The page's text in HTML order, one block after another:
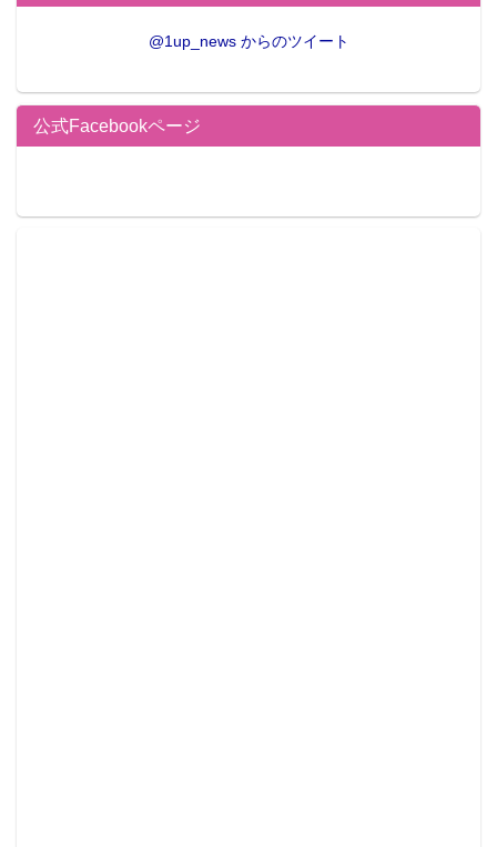
@1up_news からのツイート
公式Facebookページ